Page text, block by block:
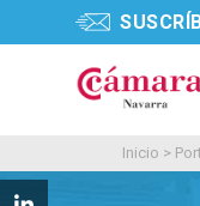
Inicio >